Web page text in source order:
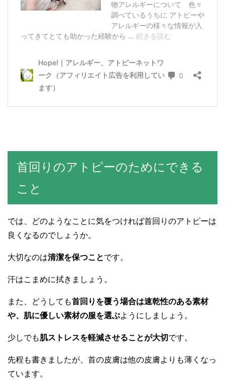
首回りのアトピーのためにできる
こと
では、どのようなことに気をつければ首回りのアトピーは
良くなるのでしょうか。
大切なのは清潔を保つことです。
汗はこまめに拭きましょう。
また、どうしても首回りを覆う場合は速乾性のある素材
や、肌に優しい素材の服を選ぶようにしましょう。
少しでも肌ストレスを軽減させることが大切です。
先程も書きましたが、首の皮膚は他の皮膚よりも薄くなっ
ています。